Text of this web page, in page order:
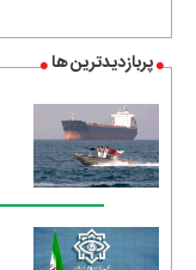
پربازدیدترین ها